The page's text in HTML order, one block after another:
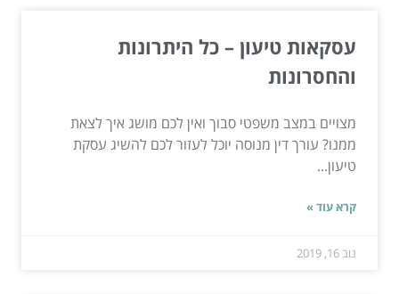
עסקאות טיעון – כל היתרונות
והחסרונות
מצויים במצב משפטי סבוך ואין לכם מושג איך לצאת
ממנו? עורך דין מנוסה יוכל לעזור לכם להשיג עסקת
טיעון...
קרא עוד »
נוב 16, 2019